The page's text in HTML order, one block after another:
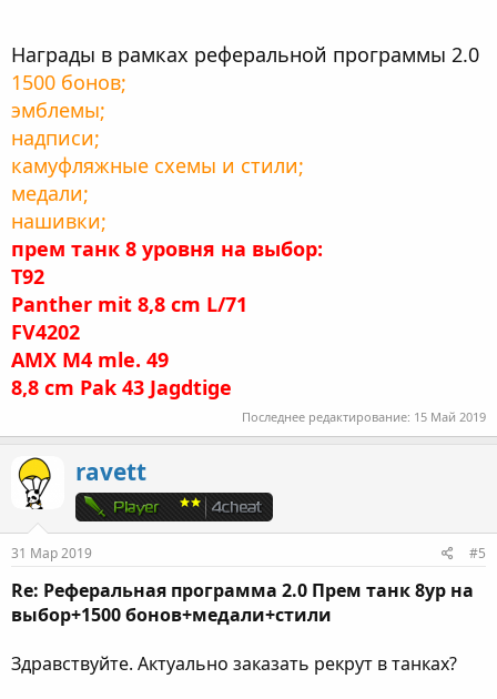
Награды в рамках реферальной программы 2.0
1500 бонов;
эмблемы;
надписи;
камуфляжные схемы и стили;
медали;
нашивки;
прем танк 8 уровня на выбор:
T92
Panther mit 8,8 cm L/71
FV4202
AMX M4 mle. 49
8,8 cm Pak 43 Jagdtige
Последнее редактирование: 15 Май 2019
ravett
31 Мар 2019 #5
Re: Реферальная программа 2.0 Прем танк 8ур на
выбор+1500 бонов+медали+стили
Здравствуйте. Актуально заказать рекрут в танках?